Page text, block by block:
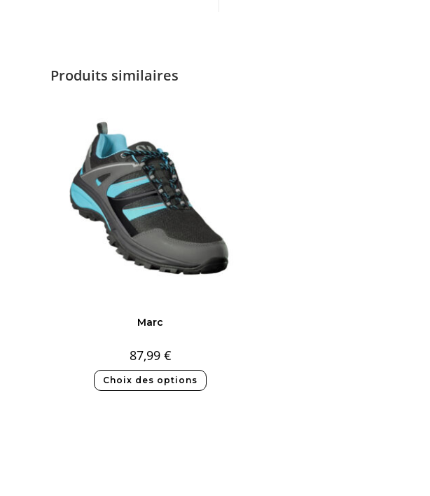
Produits similaires
Marc
87,99 €
Choix des options